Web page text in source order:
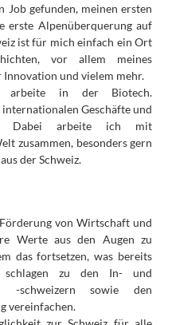
Job gefunden, meinen ersten
erste Alpenüberquerung auf
ist für mich einfach ein Ort
vor allem meines
und vielem mehr.
arbeite in der Biotech.
Geschäfte und
Dabei arbeite ich mit
zusammen, besonders gern
der Schweiz.
von Wirtschaft und
Werte aus den Augen zu
das fortsetzen, was bereits
schlagen zu den In- und
-schweizern sowie den
vereinfachen.